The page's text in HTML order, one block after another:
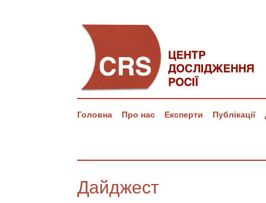
Головна Про нас Експерти Публікації
Дайджест